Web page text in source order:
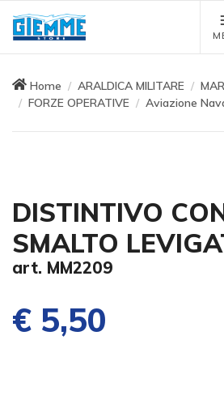
Home ARALDICA MILITARE
FORZE OPERATIVE
Aviazione
DISTINTIVO
SMALTO
art. MM2209
€ 5,50